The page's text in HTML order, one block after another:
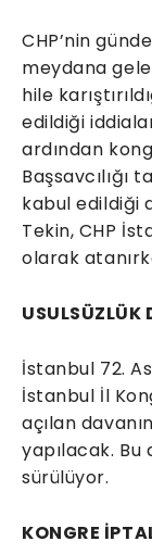
CHP’nin
meydana
hile
edildiği
ardından
Başsavcılığı
kabul edildiği
Tekin, CHP
olarak
USULSÜZLÜK
İstanbul 72.
İstanbul İl
açılan
yapılacak. Bu
sürülüyor.
KONGRE